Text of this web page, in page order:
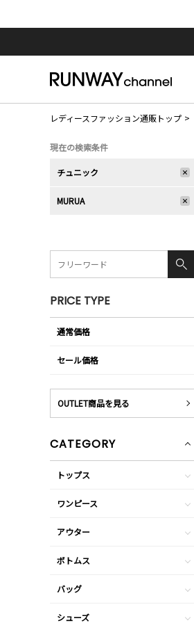
レディースファッション通販トップ
現在の検索条件
チュニック
MURUA
PRICE TYPE
通常価格
セール価格
OUTLET商品を見る
CATEGORY
トップス
ワンピース
アウター
ボトムス
バッグ
シューズ